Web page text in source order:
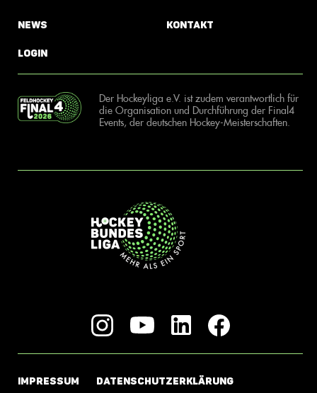
News
Login
Kontakt
Der Hockeyliga e.V. ist zudem verantwortlich für
die Organisation und Durchführung der Final4
Events, der deutschen Hockey-Meisterschaften.
IMPRESSUM DATENSCHUTZERKLÄRUNG